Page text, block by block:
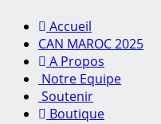
Accueil
CAN MAROC 2025
A Propos
Notre Equipe
Soutenir
Boutique